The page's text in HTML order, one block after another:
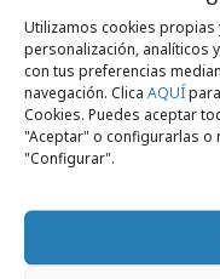
Utilizamos cookies propias
personalización, analíticos
con tus preferencias
navegación. Clica AQUÍ
Cookies. Puedes aceptar
"Aceptar" o configurarlas o
"Configurar".
Campañas